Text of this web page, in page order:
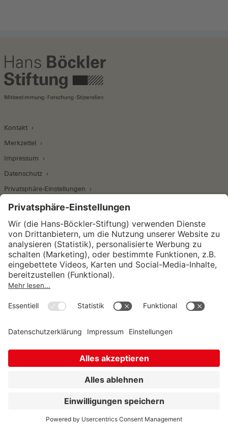
Kontakt
Merkzettel
Impressum
Datenschutz
Privatsphäre-Einstellungen
Wirtschafts- und Sozialwissenschaftliches Institut
Institut für Makroökonomie und
Konjunkturforschung
Unternehmensführung
Sozialrecht
© Hans-Böckler-Stiftung 2026